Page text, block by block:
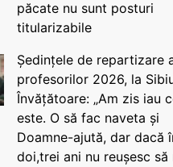
păcate nu sunt posturi
titularizabile
Ședințele de repartizare
profesorilor 2026, la
Învățătoare: „Am zis iau
este. O să fac naveta și
Doamne-ajută, dar dacă
doi,trei ani nu reușesc să